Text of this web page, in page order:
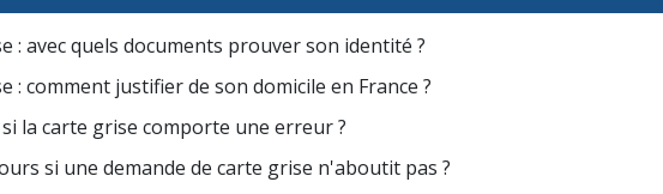
: avec quels documents prouver son identité ?
: comment justifier de son domicile en France ?
la carte grise comporte une erreur ?
si une demande de carte grise n'aboutit pas ?